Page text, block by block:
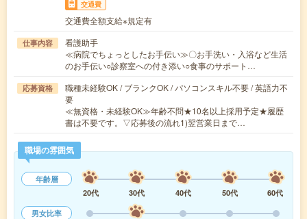
交通費
交通費全額支給※規定有
仕事内容
看護助手
≪病院でちょっとしたお手伝い≫〇お手洗い・入浴など生活
のお手伝い○診察室への付き添い○食事のサポート…
応募資格
職種未経験OK / ブランクOK / パソコンスキル不要 / 英語力不
要
≪無資格・未経験OK≫年齢不問★10名以上採用予定★履歴
書は不要です。▽応募後の流れ1)翌営業日まで…
職場の雰囲気
年齢層
20代
30代 40代 50代
60代
男女比率